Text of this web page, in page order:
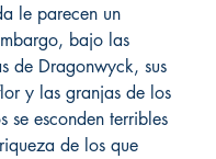
le parecen un
bajo las
de Dragonwyck, sus
y las granjas de los
se esconden terribles
de los que